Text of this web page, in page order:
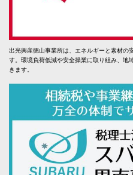
出光興産徳山事業所は、エネルギーと素材の
す。環境負荷低減や安全操業に取り組み、地
きます。